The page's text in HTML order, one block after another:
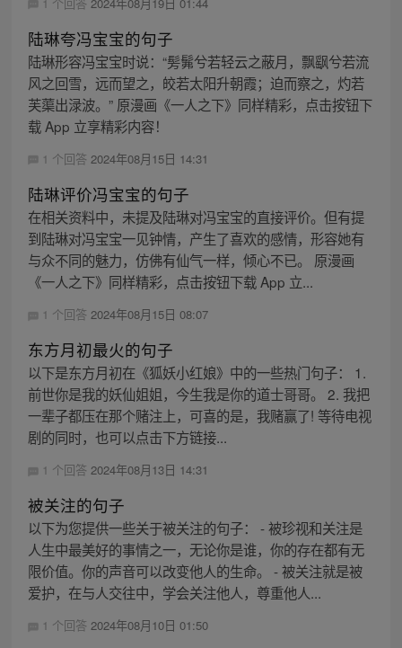
陆琳夸冯宝宝的句子
陆琳形容冯宝宝时说：“髣髴兮若轻云之蔽月，飘飖兮若流
风之回雪，远而望之，皎若太阳升朝霞；迫而察之，灼若
芙蕖出渌波。” 原漫画《一人之下》同样精彩，点击按钮下
载 App 立享精彩内容！
1 个回答 2024年08月15日 14:31
陆琳评价冯宝宝的句子
在相关资料中，未提及陆琳对冯宝宝的直接评价。但有提
到陆琳对冯宝宝一见钟情，产生了喜欢的感情，形容她有
与众不同的魅力，仿佛有仙气一样，倾心不已。 原漫画
《一人之下》同样精彩，点击按钮下载 App 立...
1 个回答 2024年08月15日 08:07
东方月初最火的句子
以下是东方月初在《狐妖小红娘》中的一些热门句子： 1.
前世你是我的妖仙姐姐，今生我是你的道士哥哥。 2. 我把
一辈子都压在那个赌注上，可喜的是，我赌赢了! 等待电视
剧的同时，也可以点击下方链接...
1 个回答 2024年08月13日 14:31
被关注的句子
以下为您提供一些关于被关注的句子： - 被珍视和关注是
人生中最美好的事情之一，无论你是谁，你的存在都有无
限价值。你的声音可以改变他人的生命。 - 被关注就是被
爱护，在与人交往中，学会关注他人，尊重他人...
1 个回答 2024年08月10日 01:50